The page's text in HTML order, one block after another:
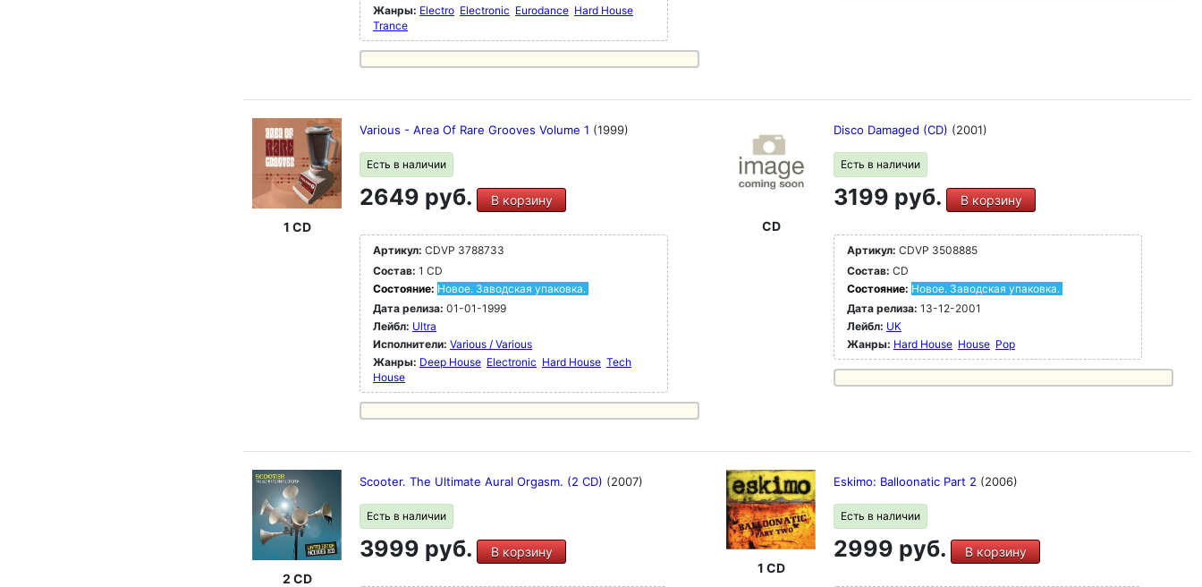
Жанры: Electro Electronic Eurodance Hard House
Trance
1 CD
Various - Area Of Rare Grooves Volume 1 (1999)
Есть в наличии
2649 руб. В корзину
Артикул: CDVP 3788733
Состав: 1 CD
Состояние: Новое. Заводская упаковка.
Дата релиза: 01-01-1999
Лейбл: Ultra
Исполнители: Various / Various
Жанры: Deep House Electronic Hard House Tech
House
CD
Disco Damaged (CD) (2001)
Есть в наличии
3199 руб. В корзину
Артикул: CDVP 3508885
Состав: CD
Состояние: Новое. Заводская упаковка.
Дата релиза: 13-12-2001
Лейбл: UK
Жанры: Hard House House Pop
2 CD
Scooter. The Ultimate Aural Orgasm. (2 CD) (2007)
Есть в наличии
3999 руб. В корзину
1 CD
Eskimo: Balloonatic Part 2 (2006)
Есть в наличии
2999 руб. В корзину